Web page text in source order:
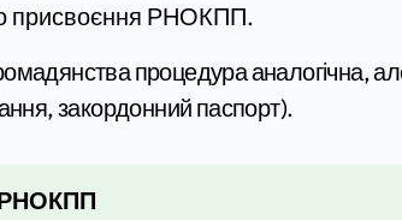
присвоєння РНОКПП.
процедура аналогічна,
закордонний паспорт).
РНОКПП